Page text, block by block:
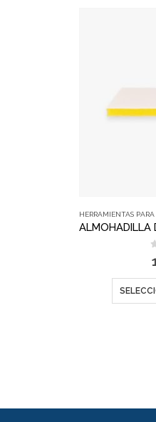
HERRAMIENTAS